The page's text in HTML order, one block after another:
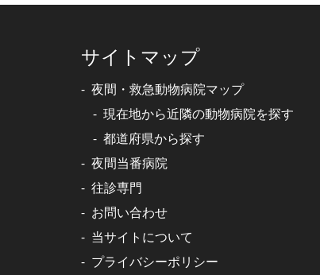
サイトマップ
夜間・救急動物病院マップ
現在地から近隣の動物病院を探す
都道府県から探す
夜間当番病院
往診専門
お問い合わせ
当サイトについて
プライバシーポリシー